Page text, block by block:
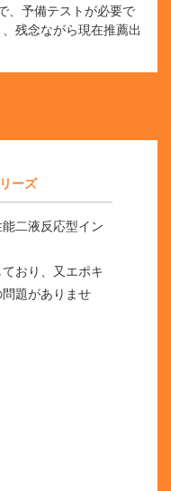
、予備テストが必要で
残念ながら現在推薦出
ーズ
二液反応型イン
おり、又エポキ
題がありませ